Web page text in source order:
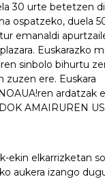
30 urte betetzen
ospatzeko, duela
emanaldi
Euskarazko
sinbolo bihurtu
zuzen ere. Euskara
ardatzak
AMAIRUREN
ekin elkarrizketan
aukera izango